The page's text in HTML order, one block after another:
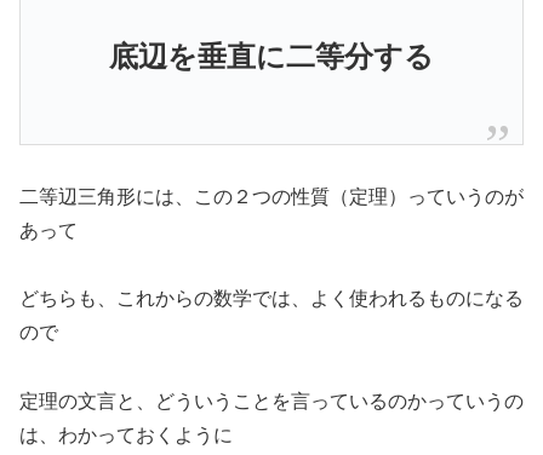
底辺を垂直に二等分する
二等辺三角形には、この２つの性質（定理）っていうのが
あって
どちらも、これからの数学では、よく使われるものになる
ので
定理の文言と、どういうことを言っているのかっていうの
は、わかっておくように